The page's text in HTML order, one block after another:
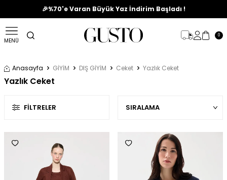
🎉%70'e Varan Büyük Yaz İndirim Başladı !
MENÜ
0
Anasayfa GİYİM DIŞ GİYİM Ceket Yazlık Ceket
Yazlık Ceket
FILTRELER